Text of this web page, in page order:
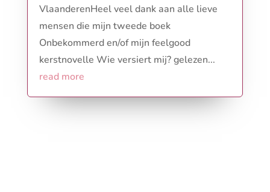
VlaanderenHeel veel dank aan alle lieve
mensen die mijn tweede boek
Onbekommerd en/of mijn feelgood
kerstnovelle Wie versiert mij? gelezen...
read more